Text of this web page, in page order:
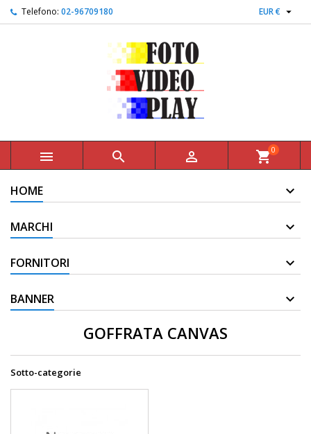
Telefono: 02-96709180 EUR € 
   shopping_cart0
HOME
MARCHI
FORNITORI
BANNER
GOFFRATA CANVAS
Sotto-categorie